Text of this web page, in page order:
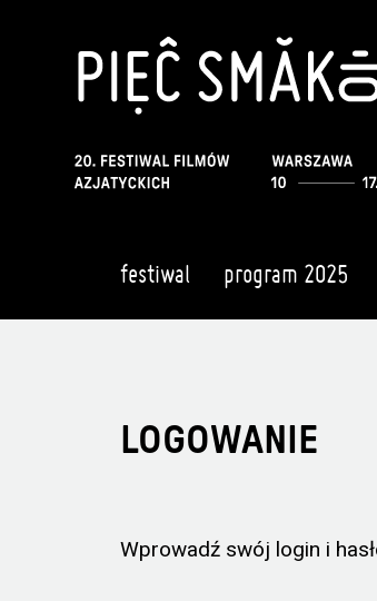
festiwal program 2025
LOGOWANIE
Wprowadź swój login i